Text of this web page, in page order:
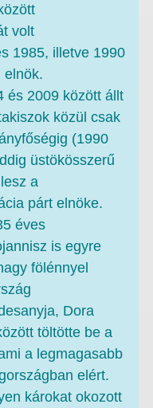
volt
1985, illetve 1990
elnök.
és 2009 között állt
közül csak
(1990
üstökösszerű
a
párt elnöke.
éves
is egyre
fölénnyel
Dora
töltötte be a
a legmagasabb
elért.
károkat okozott